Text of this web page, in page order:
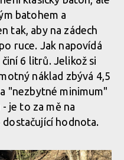
batohem a
tak, aby na zádech
ruce. Jak napovídá
6 litrů. Jelikož si
náklad zbývá 4,5
"nezbytné minimum"
je to za mě na
hodnota.